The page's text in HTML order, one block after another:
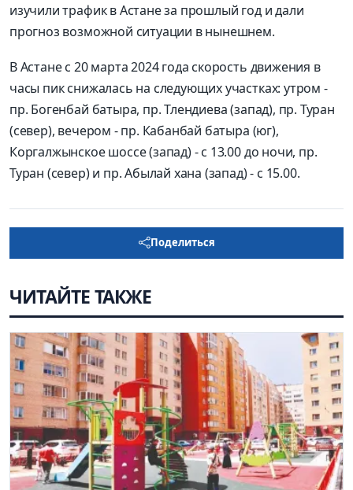
изучили трафик в Астане за прошлый год и дали
прогноз возможной ситуации в нынешнем.
В Астане c 20 марта 2024 года скорость движения в
часы пик снижалась на следующих участках: утром -
пр. Богенбай батыра, пр. Тлендиева (запад), пр. Туран
(север), вечером - пр. Кабанбай батыра (юг),
Коргалжынское шоссе (запад) - с 13.00 до ночи, пр.
Туран (север) и пр. Абылай хана (запад) - с 15.00.
Поделиться
ЧИТАЙТЕ ТАКЖЕ